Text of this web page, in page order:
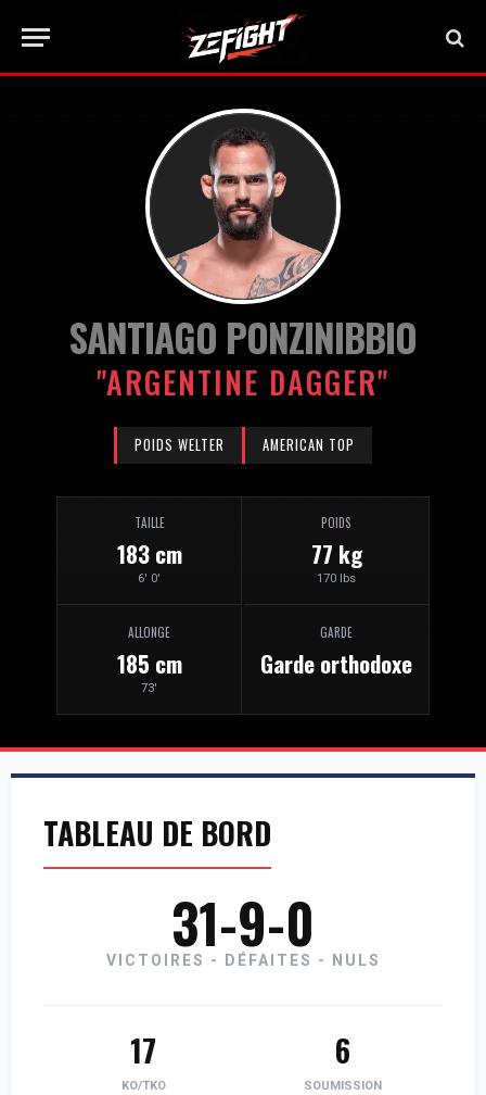
SANTIAGO PONZINIBBIO
"ARGENTINE DAGGER"
POIDS WELTER AMERICAN TOP
TAILLE
183 cm
6' 0'
POIDS
77 kg
170 lbs
ALLONGE
185 cm
73'
GARDE
Garde orthodoxe
TABLEAU DE BORD
31-9-0
VICTOIRES - DÉFAITES - NULS
17
KO/TKO
6
SOUMISSION